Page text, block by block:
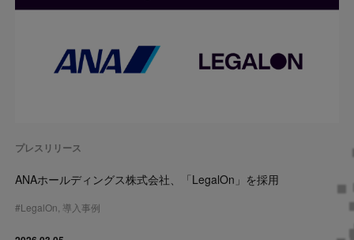
プレスリリース
ANAホールディングス株式会社、「LegalOn」を採用
#LegalOn 導入事例